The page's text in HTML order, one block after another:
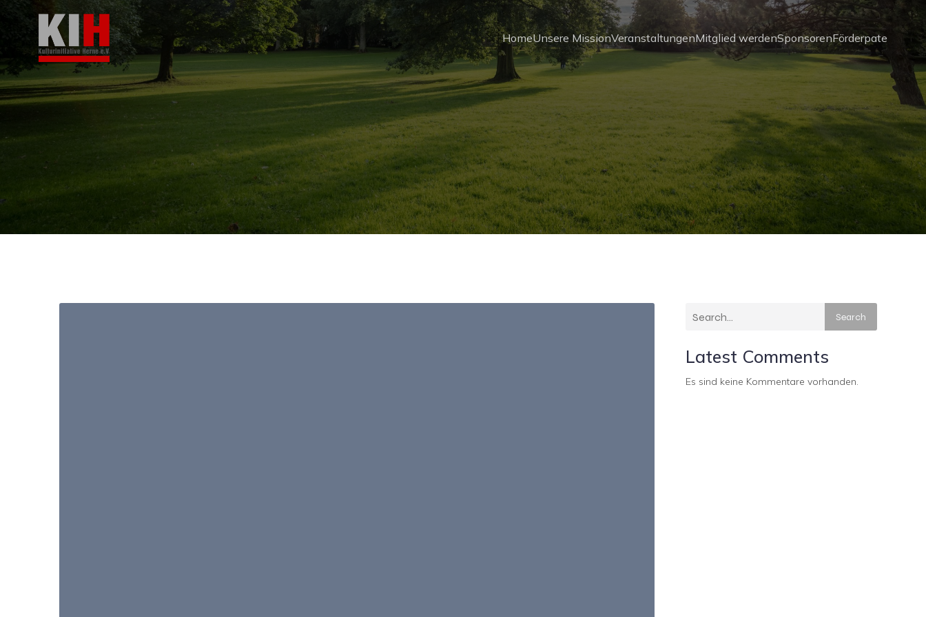
HomeUnsere MissionVeranstaltungenMitglied werdenSponsorenFörderpate
Search
Latest Comments
Es sind keine Kommentare vorhanden.